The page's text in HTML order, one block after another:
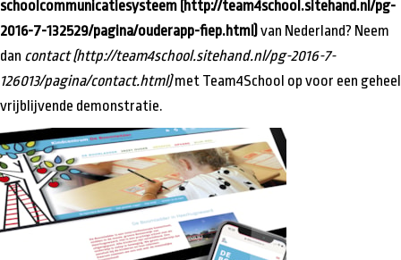
schoolcommunicatiesysteem (http://team4school.sitehand.nl/pg-
2016-7-132529/pagina/ouderapp-fiep.html)van Nederland? Neem
dan contact (http://team4school.sitehand.nl/pg-2016-7-
126013/pagina/contact.html)met Team4School op voor een geheel
vrijblijvende demonstratie.